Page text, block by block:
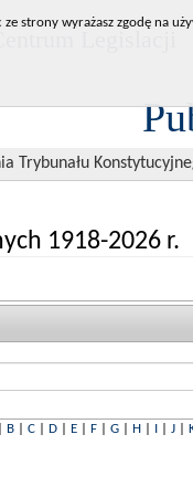
Trybunału
1918-2026 r.
B| C| D| E| F| G| H| I| J|
strony wyrażasz zgodę na